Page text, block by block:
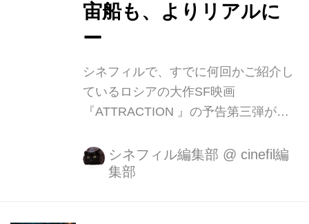
宙船も、よりリアルに
ー
シネフィルで、すでに何回かご紹介し
ているロシアの大作SF映画
『ATTRACTION 』の予告第三弾が公
戦いもフューチャーされている。 監督
は、「アフガン」「プリズナー・オ
シネフィル編集部 @ cinefil編
集部